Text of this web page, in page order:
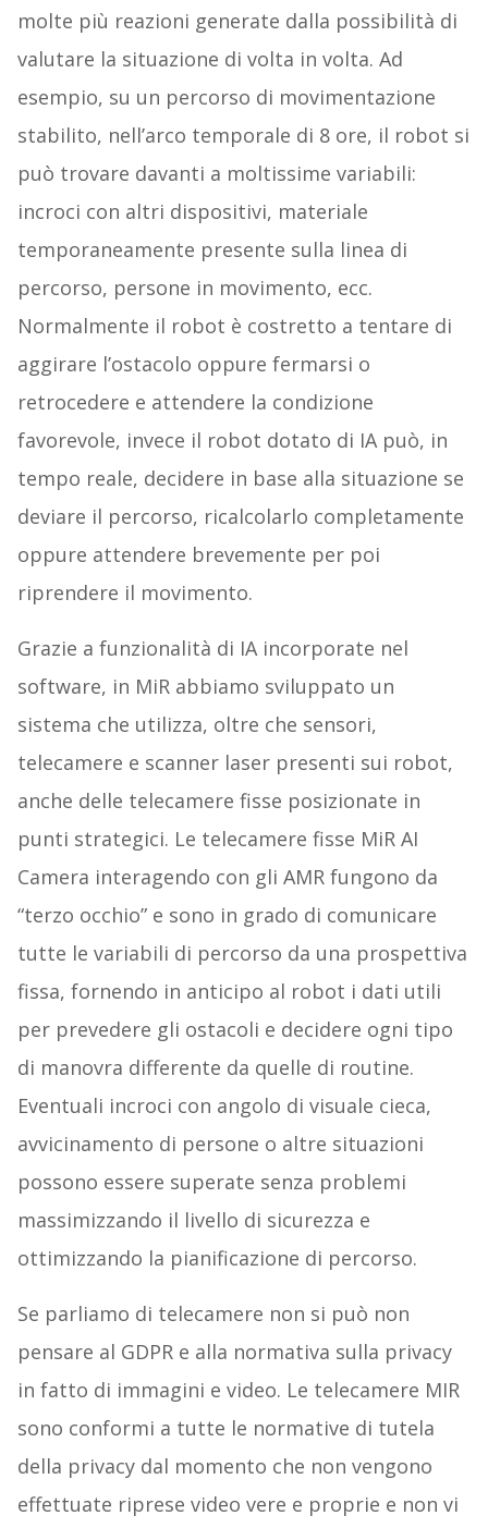
molte più reazioni generate dalla possibilità di
valutare la situazione di volta in volta. Ad
esempio, su un percorso di movimentazione
stabilito, nell’arco temporale di 8 ore, il robot si
può trovare davanti a moltissime variabili:
incroci con altri dispositivi, materiale
temporaneamente presente sulla linea di
percorso, persone in movimento, ecc.
Normalmente il robot è costretto a tentare di
aggirare l’ostacolo oppure fermarsi o
retrocedere e attendere la condizione
favorevole, invece il robot dotato di IA può, in
tempo reale, decidere in base alla situazione se
deviare il percorso, ricalcolarlo completamente
oppure attendere brevemente per poi
riprendere il movimento.
Grazie a funzionalità di IA incorporate nel
software, in MiR abbiamo sviluppato un
sistema che utilizza, oltre che sensori,
telecamere e scanner laser presenti sui robot,
anche delle telecamere fisse posizionate in
punti strategici. Le telecamere fisse MiR AI
Camera interagendo con gli AMR fungono da
“terzo occhio” e sono in grado di comunicare
tutte le variabili di percorso da una prospettiva
fissa, fornendo in anticipo al robot i dati utili
per prevedere gli ostacoli e decidere ogni tipo
di manovra differente da quelle di routine.
Eventuali incroci con angolo di visuale cieca,
avvicinamento di persone o altre situazioni
possono essere superate senza problemi
massimizzando il livello di sicurezza e
ottimizzando la pianificazione di percorso.
Se parliamo di telecamere non si può non
pensare al GDPR e alla normativa sulla privacy
in fatto di immagini e video. Le telecamere MIR
sono conformi a tutte le normative di tutela
della privacy dal momento che non vengono
effettuate riprese video vere e proprie e non vi